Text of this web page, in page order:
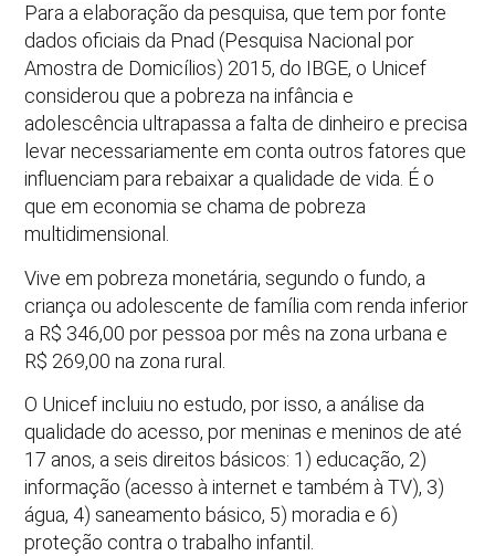
Para a elaboração da pesquisa, que tem por fonte
dados oficiais da Pnad (Pesquisa Nacional por
Amostra de Domicílios) 2015, do IBGE, o Unicef
considerou que a pobreza na infância e
adolescência ultrapassa a falta de dinheiro e precisa
levar necessariamente em conta outros fatores que
influenciam para rebaixar a qualidade de vida. É o
que em economia se chama de pobreza
multidimensional.
Vive em pobreza monetária, segundo o fundo, a
criança ou adolescente de família com renda inferior
a R$ 346,00 por pessoa por mês na zona urbana e
R$ 269,00 na zona rural.
O Unicef incluiu no estudo, por isso, a análise da
qualidade do acesso, por meninas e meninos de até
17 anos, a seis direitos básicos: 1) educação, 2)
informação (acesso à internet e também à TV), 3)
água, 4) saneamento básico, 5) moradia e 6)
proteção contra o trabalho infantil.